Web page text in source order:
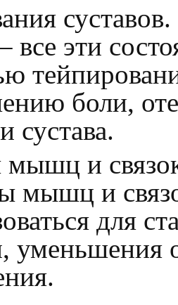
все эти
боли,
сустава.
и
мышц и
для
уменьшения